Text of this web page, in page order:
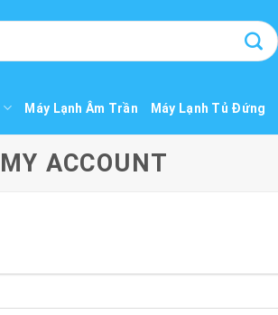
Máy Lạnh Âm Trần Máy Lạnh Tủ Đứng
MY ACCOUNT